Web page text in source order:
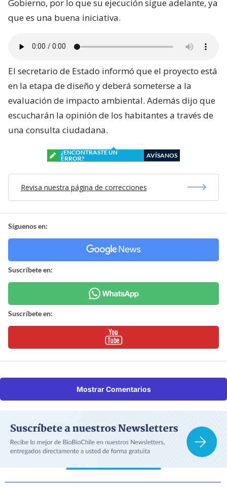
Gobierno, por lo que su ejecución sigue adelante, ya
que es una buena iniciativa.
El secretario de Estado informó que el proyecto está
en la etapa de diseño y deberá someterse a la
evaluación de impacto ambiental. Además dijo que
escucharán la opinión de los habitantes a través de
una consulta ciudadana.
¿ENCONTRASTE UN
ERROR?
AVÍSANOS
Revisa nuestra página de correcciones
Síguenos en:
Suscríbete en:
Suscríbete en:
Mostrar Comentarios